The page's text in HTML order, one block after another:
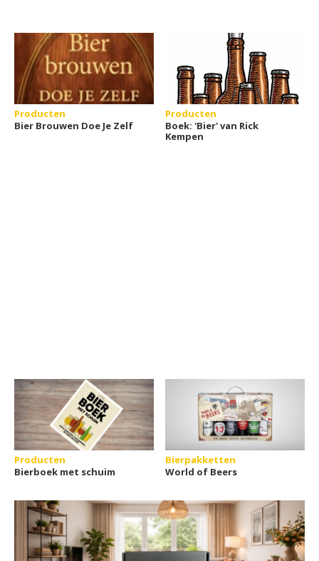
Producten
Bier Brouwen Doe Je Zelf
Producten
Boek: 'Bier' van Rick
Kempen
Producten
Bierboek met schuim
Bierpakketten
World of Beers